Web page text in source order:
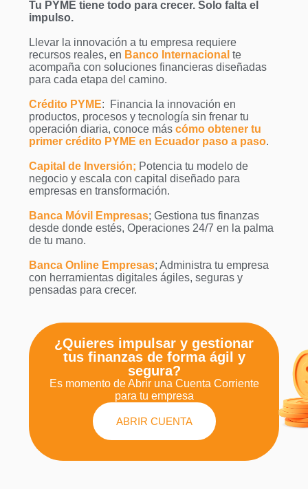
Tu PYME tiene todo para crecer. Solo falta el
impulso.
Llevar la innovación a tu empresa requiere
recursos reales, en Banco Internacional te
acompaña con soluciones financieras diseñadas
para cada etapa del camino.
Crédito PYME: Financia la innovación en
productos, procesos y tecnología sin frenar tu
operación diaria, conoce más cómo obtener tu
primer crédito PYME en Ecuador paso a paso.
Capital de Inversión; Potencia tu modelo de
negocio y escala con capital diseñado para
empresas en transformación.
Banca Móvil Empresas; Gestiona tus finanzas
desde donde estés, Operaciones 24/7 en la palma
de tu mano.
Banca Online Empresas; Administra tu empresa
con herramientas digitales ágiles, seguras y
pensadas para crecer.
¿Quieres impulsar y gestionar
tus finanzas de forma ágil y
segura?
Es momento de Abrir una Cuenta Corriente
para tu empresa
ABRIR CUENTA